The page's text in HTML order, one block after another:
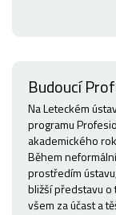
Budoucí
Na Leteckém
programu
akademického
Během
prostředím
bližší představu o
všem za účast a